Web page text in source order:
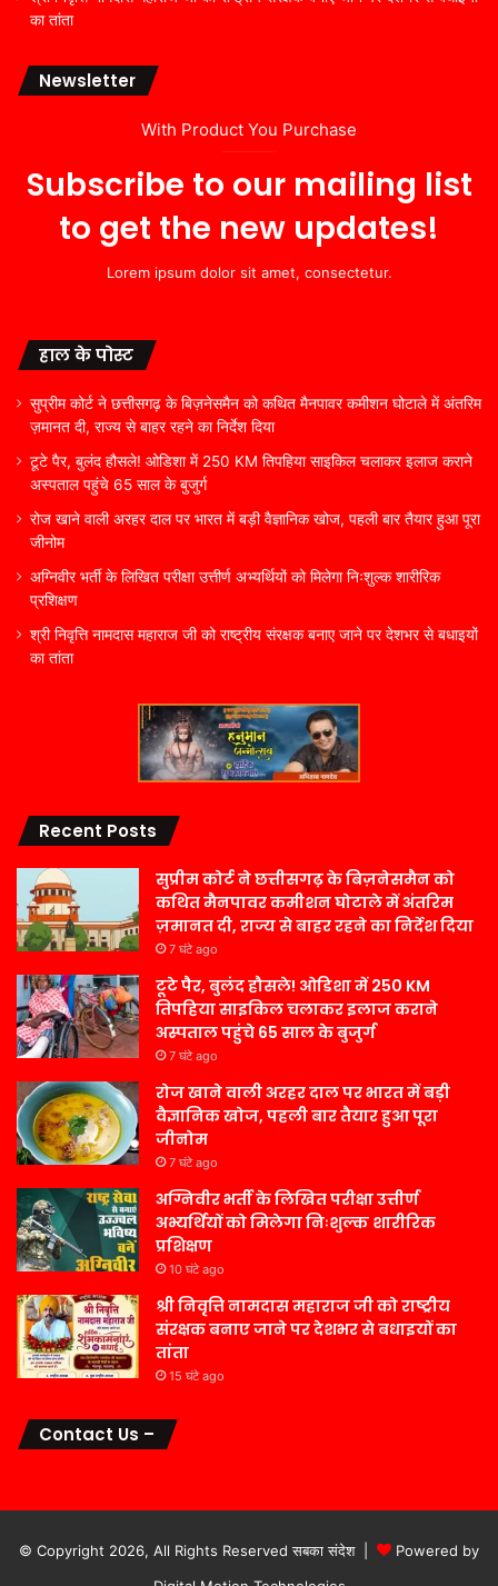
का तांता
Newsletter
With Product You Purchase
Subscribe to our mailing list
to get the new updates!
Lorem ipsum dolor sit amet, consectetur.
हाल के पोस्ट
सुप्रीम कोर्ट ने छत्तीसगढ़ के बिज़नेसमैन को कथित मैनपावर कमीशन घोटाले में अंतरिम
ज़मानत दी, राज्य से बाहर रहने का निर्देश दिया
टूटे पैर, बुलंद हौसले! ओडिशा में 250 KM तिपहिया साइकिल चलाकर इलाज कराने
अस्पताल पहुंचे 65 साल के बुजुर्ग
रोज खाने वाली अरहर दाल पर भारत में बड़ी वैज्ञानिक खोज, पहली बार तैयार हुआ पूरा
जीनोम
अग्निवीर भर्ती के लिखित परीक्षा उत्तीर्ण अभ्यर्थियों को मिलेगा निःशुल्क शारीरिक
प्रशिक्षण
श्री निवृत्ति नामदास महाराज जी को राष्ट्रीय संरक्षक बनाए जाने पर देशभर से बधाइयों
का तांता
Recent Posts
सुप्रीम कोर्ट ने छत्तीसगढ़ के बिज़नेसमैन को
कथित मैनपावर कमीशन घोटाले में अंतरिम
ज़मानत दी, राज्य से बाहर रहने का निर्देश दिया
7 घंटे ago
टूटे पैर, बुलंद हौसले! ओडिशा में 250 KM
तिपहिया साइकिल चलाकर इलाज कराने
अस्पताल पहुंचे 65 साल के बुजुर्ग
7 घंटे ago
रोज खाने वाली अरहर दाल पर भारत में बड़ी
वैज्ञानिक खोज, पहली बार तैयार हुआ पूरा
जीनोम
7 घंटे ago
अग्निवीर भर्ती के लिखित परीक्षा उत्तीर्ण
अभ्यर्थियों को मिलेगा निःशुल्क शारीरिक
प्रशिक्षण
10 घंटे ago
श्री निवृत्ति नामदास महाराज जी को राष्ट्रीय
संरक्षक बनाए जाने पर देशभर से बधाइयों का
तांता
15 घंटे ago
Contact Us –
© Copyright 2026, All Rights Reserved सबका संदेश |
Powered by